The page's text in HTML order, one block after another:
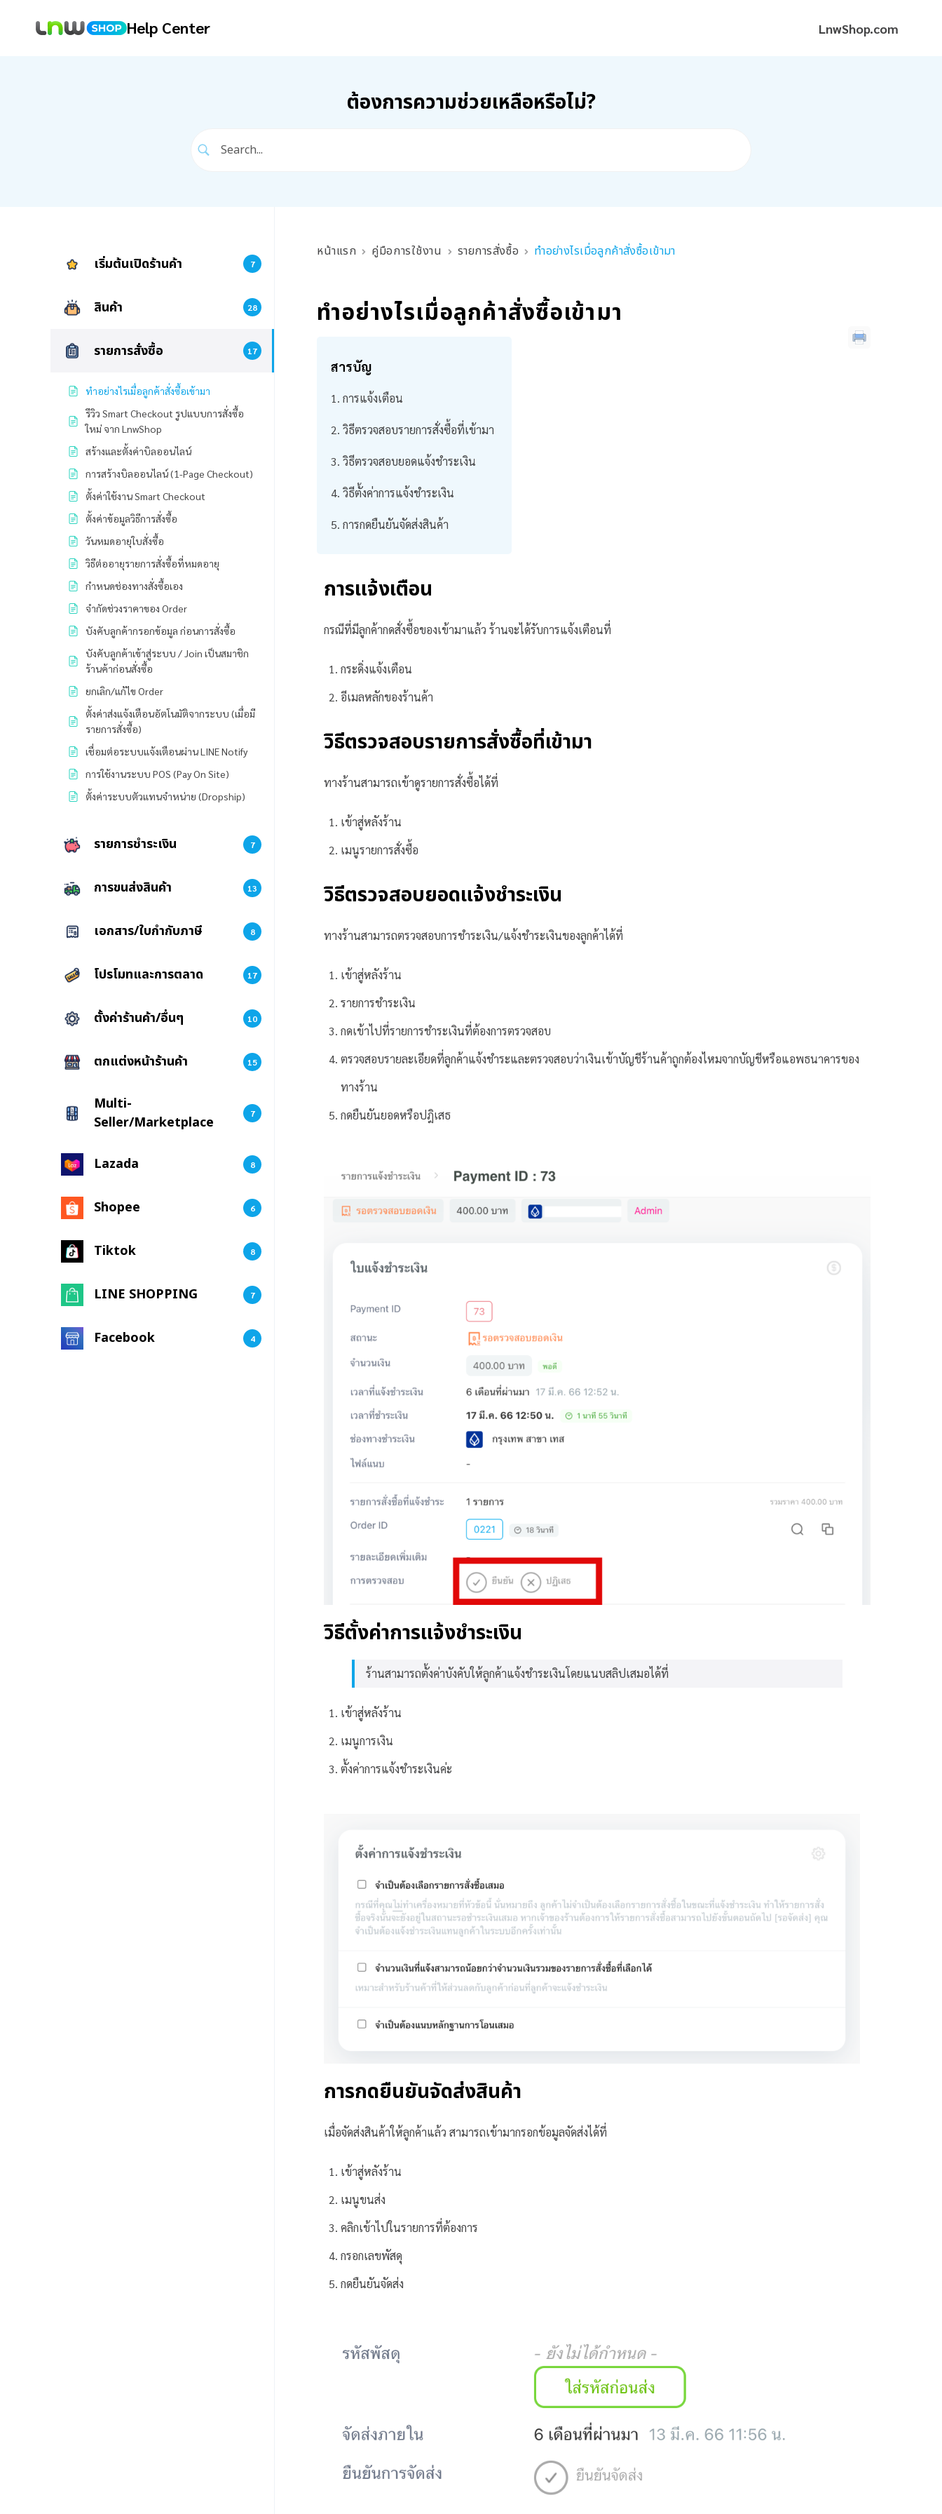
Help Center LnwShop.com
ต้องการความช่วยเหลือหรือไม่?
เริ่มต้นเปิดร้านค้า 7
สินค้า 28
รายการสั่งซื้อ 17
ทำอย่างไรเมื่อลูกค้าสั่งซื้อเข้ามา
รีวิว Smart Checkout รูปแบบการสั่งซื้อ
ใหม่ จาก LnwShop
สร้างและตั้งค่าบิลออนไลน์
การสร้างบิลออนไลน์ (1-Page Checkout)
ตั้งค่าใช้งาน Smart Checkout
ตั้งค่าข้อมูลวิธีการสั่งซื้อ
วันหมดอายุใบสั่งซื้อ
วิธีต่ออายุรายการสั่งซื้อที่หมดอายุ
กำหนดช่องทางสั่งซื้อเอง
จำกัดช่วงราคาของ Order
บังคับลูกค้ากรอกข้อมูล ก่อนการสั่งซื้อ
บังคับลูกค้าเข้าสู่ระบบ / Join เป็นสมาชิก
ร้านค้าก่อนสั่งซื้อ
ยกเลิก/แก้ไข Order
ตั้งค่าส่งแจ้งเตือนอัตโนมัติจากระบบ (เมื่อมี
รายการสั่งซื้อ)
เชื่อมต่อระบบแจ้งเตือนผ่าน LINE Notify
การใช้งานระบบ POS (Pay On Site)
ตั้งค่าระบบตัวแทนจำหน่าย (Dropship)
รายการชำระเงิน 7
การขนส่งสินค้า 13
เอกสาร/ใบกำกับภาษี 8
โปรโมทและการตลาด 17
ตั้งค่าร้านค้า/อื่นๆ 10
ตกแต่งหน้าร้านค้า 15
Multi-
Seller/Marketplace
7
Lazada 8
Shopee 6
Tiktok 8
LINE SHOPPING 7
Facebook 4
หน้าแรก คู่มือการใช้งาน รายการสั่งซื้อ ทำอย่างไรเมื่อลูกค้าสั่งซื้อเข้ามา
ทำอย่างไรเมื่อลูกค้าสั่งซื้อเข้ามา
สารบัญ
การแจ้งเตือน
วิธีตรวจสอบรายการสั่งซื้อที่เข้ามา
วิธีตรวจสอบยอดแจ้งชำระเงิน
วิธีตั้งค่าการแจ้งชำระเงิน
การกดยืนยันจัดส่งสินค้า
การแจ้งเตือน
กรณีที่มีลูกค้ากดสั่งซื้อของเข้ามาแล้ว ร้านจะได้รับการแจ้งเตือนที่
กระดิ่งแจ้งเตือน
อีเมลหลักของร้านค้า
วิธีตรวจสอบรายการสั่งซื้อที่เข้ามา
ทางร้านสามารถเข้าดูรายการสั่งซื้อได้ที่
เข้าสู่หลังร้าน
เมนูรายการสั่งซื้อ
วิธีตรวจสอบยอดแจ้งชำระเงิน
ทางร้านสามารถตรวจสอบการชำระเงิน/แจ้งชำระเงินของลูกค้าได้ที่
เข้าสู่หลังร้าน
รายการชำระเงิน
กดเข้าไปที่รายการชำระเงินที่ต้องการตรวจสอบ
ตรวจสอบรายละเอียดที่ลูกค้าแจ้งชำระและตรวจสอบว่าเงินเข้าบัญชีร้านค้าถูกต้องไหมจากบัญชีหรือแอพธนาคารของ
ทางร้าน
กดยืนยันยอดหรือปฎิเสธ
วิธีตั้งค่าการแจ้งชำระเงิน
ร้านสามารถตั้งค่าบังคับให้ลูกค้าแจ้งชำระเงินโดยแนบสลิปเสมอได้ที่
เข้าสู่หลังร้าน
เมนูการเงิน
ตั้งค่าการแจ้งชำระเงินค่ะ
การกดยืนยันจัดส่งสินค้า
เมื่อจัดส่งสินค้าให้ลูกค้าแล้ว สามารถเข้ามากรอกข้อมูลจัดส่งได้ที่
เข้าสู่หลังร้าน
เมนูขนส่ง
คลิกเข้าไปในรายการที่ต้องการ
กรอกเลขพัสดุ
กดยืนยันจัดส่ง